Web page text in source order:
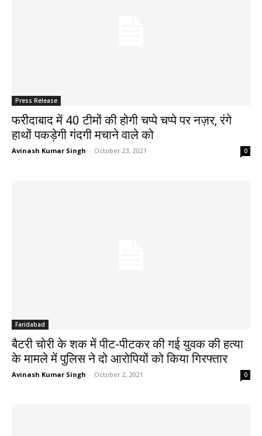
Press Release
फरीदाबाद में 40 टीमों की होगी चप्पे चप्पे पर नज़र, रंगे
हाथों पकड़ेगी गंदगी मचाने वाले को
Avinash Kumar Singh - October 23, 2021 0
Faridabad
बैटरी चोरी के शक में पीट-पीटकर की गई युवक की हत्या
के मामले में पुलिस ने दो आरोपियों को किया गिरफ्तार
Avinash Kumar Singh - October 2, 2021 0